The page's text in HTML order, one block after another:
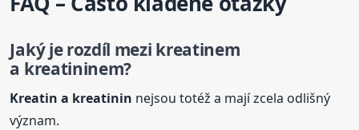
Jaký je rozdíl mezi kreatinem
a kreatininem?
Kreatin a kreatinin nejsou totéž a mají zcela odlišný
význam.